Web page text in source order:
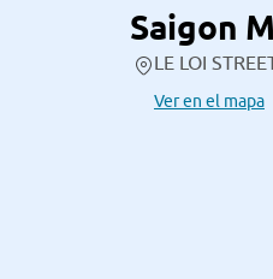
Saigon
LE LOI
Ver en el mapa